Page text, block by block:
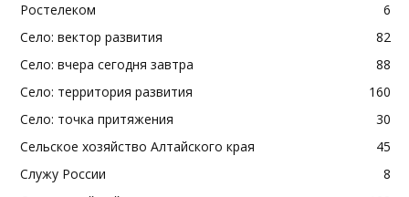
Ростелеком
6
Село: вектор развития
82
Село: вчера сегодня завтра
88
Село: территория развития
160
Село: точка притяжения
30
Сельское хозяйство Алтайского края
45
Служу России
8